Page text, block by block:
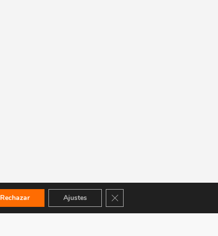
Rechazar Ajustes Cerrar el banner de cookies RGPD